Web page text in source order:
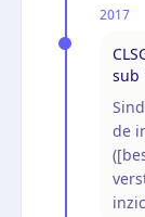
2017
sub
de